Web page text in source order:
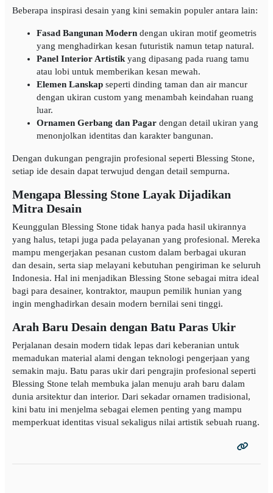
Beberapa inspirasi desain yang kini semakin populer antara lain:
Fasad Bangunan Modern dengan ukiran motif geometris
yang menghadirkan kesan futuristik namun tetap natural.
Panel Interior Artistik yang dipasang pada ruang tamu
atau lobi untuk memberikan kesan mewah.
Elemen Lanskap seperti dinding taman dan air mancur
dengan ukiran custom yang menambah keindahan ruang
luar.
Ornamen Gerbang dan Pagar dengan detail ukiran yang
menonjolkan identitas dan karakter bangunan.
Dengan dukungan pengrajin profesional seperti Blessing Stone,
setiap ide desain dapat terwujud dengan detail sempurna.
Mengapa Blessing Stone Layak Dijadikan
Mitra Desain
Keunggulan Blessing Stone tidak hanya pada hasil ukirannya
yang halus, tetapi juga pada pelayanan yang profesional. Mereka
mampu mengerjakan pesanan custom dalam berbagai ukuran
dan desain, serta siap melayani kebutuhan pengiriman ke seluruh
Indonesia. Hal ini menjadikan Blessing Stone sebagai mitra ideal
bagi para desainer, kontraktor, maupun pemilik hunian yang
ingin menghadirkan desain modern bernilai seni tinggi.
Arah Baru Desain dengan Batu Paras Ukir
Perjalanan desain modern tidak lepas dari keberanian untuk
memadukan material alami dengan teknologi pengerjaan yang
semakin maju. Batu paras ukir dari pengrajin profesional seperti
Blessing Stone telah membuka jalan menuju arah baru dalam
dunia arsitektur dan interior. Dari sekadar ornamen tradisional,
kini batu ini menjelma sebagai elemen penting yang mampu
memperkuat identitas visual sekaligus nilai artistik sebuah ruang.